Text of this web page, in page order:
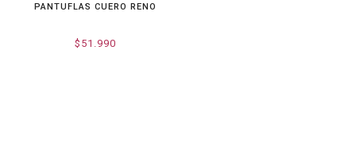
PANTUFLAS CUERO RENO
$51.990